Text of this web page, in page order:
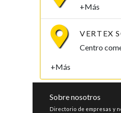
+Más
+Más
Sobre nosotros
Directorio de empresas y